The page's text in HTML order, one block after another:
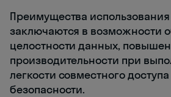
Преимущества
заключаются в возможности
целостности данных,
производительности при
легкости совместного
безопасности.